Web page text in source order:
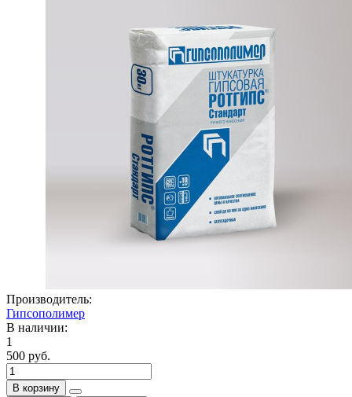
Производитель:
Гипсополимер
В наличии:
1
500 руб.
В корзину